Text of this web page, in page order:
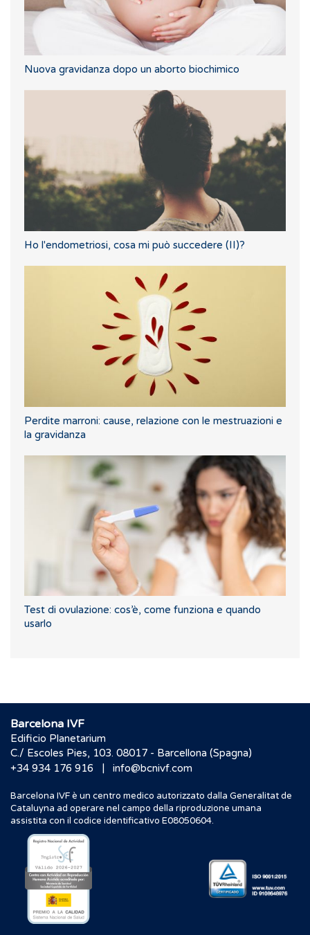
Nuova gravidanza dopo un aborto biochimico
Ho l'endometriosi, cosa mi può succedere (II)?
Perdite marroni: cause, relazione con le mestruazioni e
la gravidanza
Test di ovulazione: cos’è, come funziona e quando
usarlo
Barcelona IVF
Edificio Planetarium
C./ Escoles Pies, 103. 08017 - Barcellona (Spagna)
+34 934 176 916
| info@bcnivf.com
Barcelona IVF è un centro medico autorizzato dalla Generalitat de
Cataluyna ad operare nel campo della riproduzione umana
assistita con il codice identificativo E08050604.